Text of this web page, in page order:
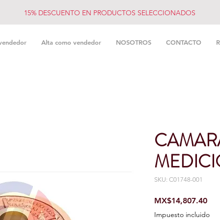
15% DESCUENTO EN PRODUCTOS SELECCIONADOS
Alta como vendedor NOSOTROS CONTACTO
SKU: C01748-001
MX$14,807.40
Impuesto incluido